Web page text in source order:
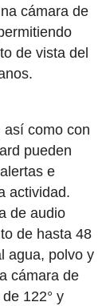
cámara de
de vista del
así como con
pueden
e
actividad.
de audio
de hasta 48
agua, polvo y
cámara de
122° y